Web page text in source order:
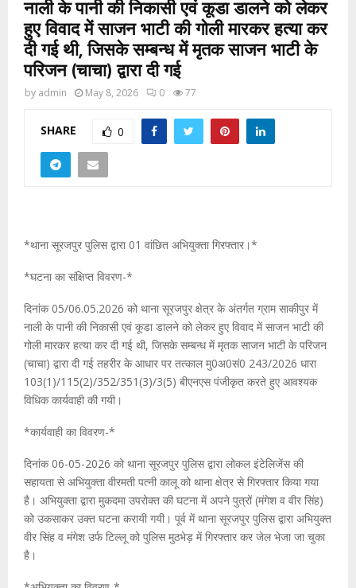
नाली के पानी की निकासी एवं कूडा डालने को लेकर
हुए विवाद में साजन भाटी की गोली मारकर हत्या कर
दी गई थी, जिसके सम्बन्ध में मृतक साजन भाटी के
परिजन (चाचा) द्वारा दी गई
by admin May 8, 2026 0 77
SHARE 0
*थाना सूरजपुर पुलिस द्वारा 01 वांछित अभियुक्ता गिरफ्तार।*
*घटना का संक्षिप्त विवरण-*
दिनांक 05/06.05.2026 को थाना सूरजपुर क्षेत्र के अंतर्गत ग्राम साकीपुर में
नाली के पानी की निकासी एवं कूडा डालने को लेकर हुए विवाद में साजन भाटी की
गोली मारकर हत्या कर दी गई थी, जिसके सम्बन्ध में मृतक साजन भाटी के परिजन
(चाचा) द्वारा दी गई तहरीर के आधार पर तत्काल मु0अ0सं0 243/2026 धारा
103(1)/115(2)/352/351(3)/3(5) बीएनएस पंजीकृत करते हुए आवश्यक
विधिक कार्यवाही की गयी।
*कार्यवाही का विवरण-*
दिनांक 06-05-2026 को थाना सूरजपुर पुलिस द्वारा लोकल इंटेलिजेंस की
सहायता से अभियुक्ता वीरमती पत्नी कालू को थाना क्षेत्र से गिरफ्तार किया गया
है। अभियुक्ता द्वारा मुकदमा उपरोक्त की घटना में अपने पुत्रों (मंगेश व वीर सिंह)
को उकसाकर उक्त घटना करायी गयी। पूर्व में थाना सूरजपुर पुलिस द्वारा अभियुक्त
वीर सिंह व मंगेश उर्फ टिल्लू को पुलिस मुठभेड़ में गिरफ्तार कर जेल भेजा जा चुका
है।